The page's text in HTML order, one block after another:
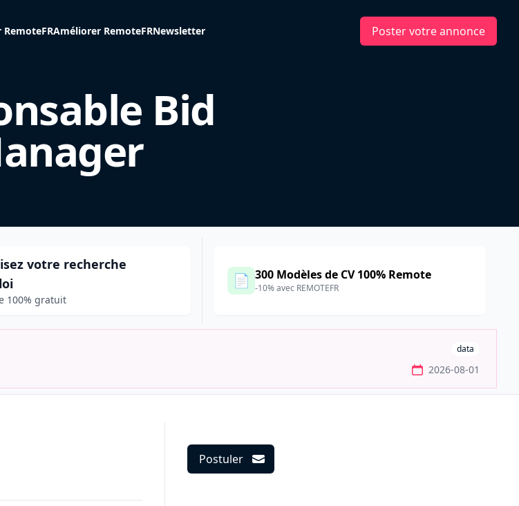
Améliorer RemoteFRNewsletter Poster votre annonce
Bid
votre recherche
100% gratuit
📄 300 Modèles de CV 100% Remote
-10% avec REMOTEFR
data
2026-08-01
Postuler